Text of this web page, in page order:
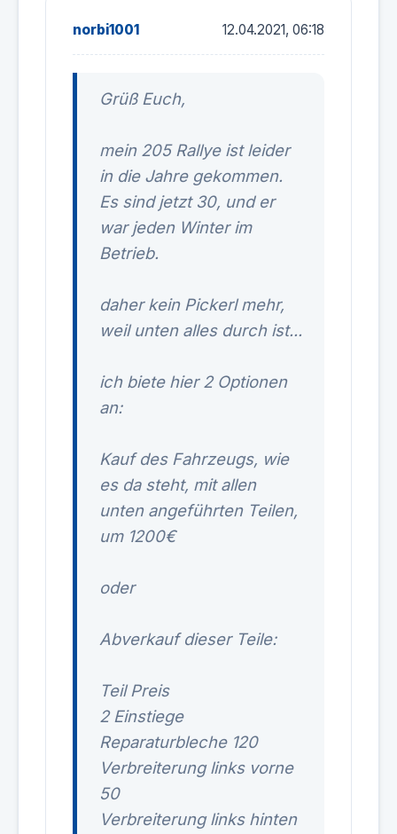
norbi1001 12.04.2021, 06:18
Grüß Euch,
mein 205 Rallye ist leider
in die Jahre gekommen.
Es sind jetzt 30, und er
war jeden Winter im
Betrieb.
daher kein Pickerl mehr,
weil unten alles durch ist...
ich biete hier 2 Optionen
an:
Kauf des Fahrzeugs, wie
es da steht, mit allen
unten angeführten Teilen,
um 1200€
oder
Abverkauf dieser Teile:
Teil Preis
2 Einstiege
Reparaturbleche 120
Verbreiterung links vorne
50
Verbreiterung links hinten